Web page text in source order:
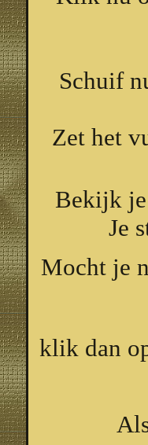
Schuif
Zet het
Bekijk
Je
Mocht je
klik dan